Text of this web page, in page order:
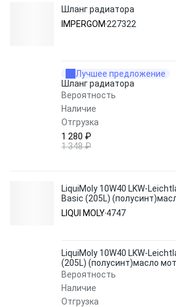
Шланг радиатора
IMPERGOM 227322
Лучшее предложение
Шланг радиатора
Вероятность
Наличие
Отгрузка
1 280 ₽
1 348 ₽
LiquiMoly 10W40 LKW-
Basic (205L)
228.3/229.1
LIQUI MOLY4747
LiquiMoly 10W40 LKW-
(205L) (полусинт)масло
Вероятность
Наличие
Отгрузка